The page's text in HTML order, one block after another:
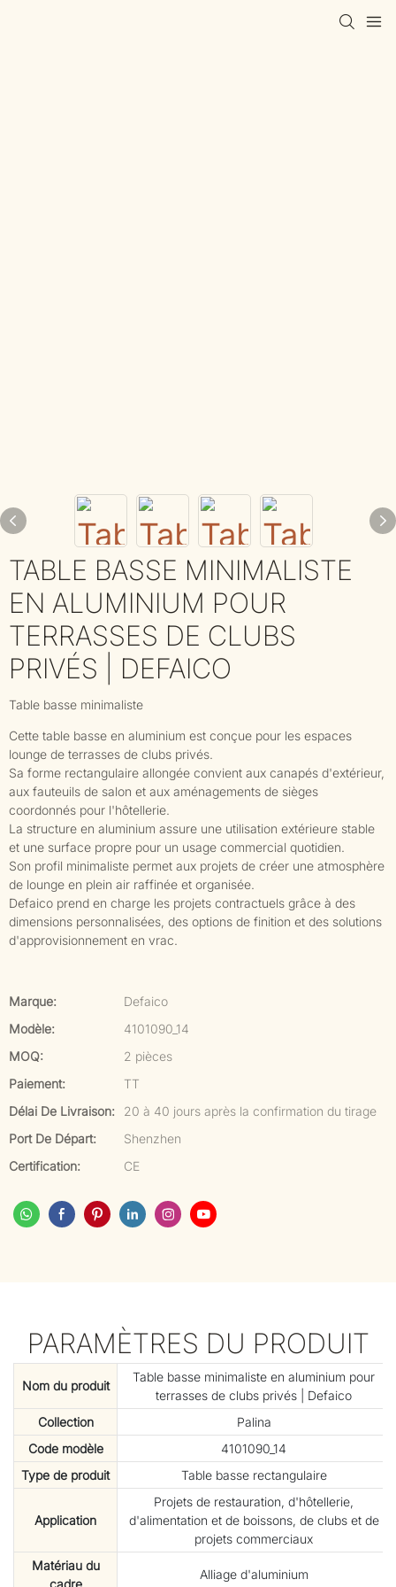
TABLE BASSE MINIMALISTE
EN ALUMINIUM POUR
TERRASSES DE CLUBS
PRIVÉS | DEFAICO
Table basse minimaliste
Cette table basse en aluminium est conçue pour les espaces
lounge de terrasses de clubs privés.
Sa forme rectangulaire allongée convient aux canapés d'extérieur,
aux fauteuils de salon et aux aménagements de sièges
coordonnés pour l'hôtellerie.
La structure en aluminium assure une utilisation extérieure stable
et une surface propre pour un usage commercial quotidien.
Son profil minimaliste permet aux projets de créer une atmosphère
de lounge en plein air raffinée et organisée.
Defaico prend en charge les projets contractuels grâce à des
dimensions personnalisées, des options de finition et des solutions
d'approvisionnement en vrac.
Marque:
Defaico
Modèle:
4101090_14
MOQ:
2 pièces
Paiement:
TT
Délai De Livraison:
20 à 40 jours après la confirmation du tirage
Port De Départ:
Shenzhen
Certification:
CE
PARAMÈTRES DU PRODUIT
Nom du produit
Table basse minimaliste en aluminium pour
terrasses de clubs privés | Defaico
Collection
Palina
Code modèle
4101090_14
Type de produit
Table basse rectangulaire
Application
Projets de restauration, d'hôtellerie,
d'alimentation et de boissons, de clubs et de
projets commerciaux
Matériau du
Alliage d'aluminium